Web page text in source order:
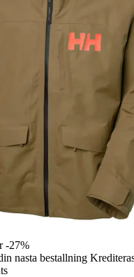
-27%
nasta bestallning